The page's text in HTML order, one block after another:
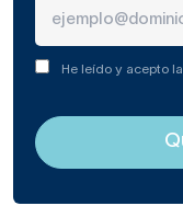
He leído y acepto la